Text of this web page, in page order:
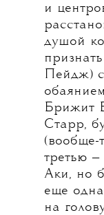
и
душой
Пейдж)
Брижит
Старр,
(вообще-
третью
Аки, но
еще
на